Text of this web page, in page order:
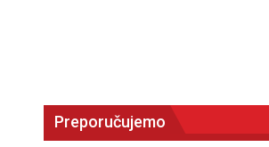
Preporučujemo